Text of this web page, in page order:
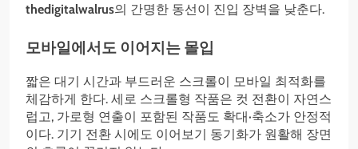
thedigitalwalrus의 간명한 동선이 진입 장벽을 낮춘다.
모바일에서도 이어지는 몰입
짧은 대기 시간과 부드러운 스크롤이 모바일 최적화를
체감하게 한다. 세로 스크롤형 작품은 컷 전환이 자연스
럽고, 가로형 연출이 포함된 작품도 확대·축소가 안정적
이다. 기기 전환 시에도 이어보기 동기화가 원활해 장면